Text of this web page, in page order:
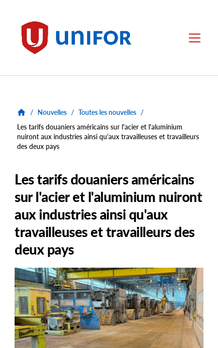
Unifor Menu
/ Nouvelles / Toutes les nouvelles /
Les tarifs douaniers américains sur l'acier et l'aluminium
nuiront aux industries ainsi qu'aux travailleuses et travailleurs
des deux pays
Les tarifs douaniers américains
sur l'acier et l'aluminium nuiront
aux industries ainsi qu'aux
travailleuses et travailleurs des
deux pays
Main
Image
Image